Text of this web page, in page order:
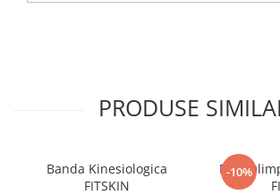
PRODUSE
Banda Kinesiologica
FITSKIN
-10%
Disc